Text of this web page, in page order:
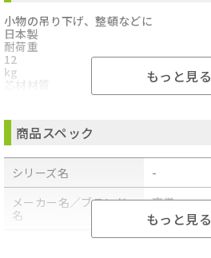
小物の吊り下げ、整頓などに
日本製
耐荷重
12
kg
芯材材質
塩化ビニル
もっと見る
商品スペック
シリーズ名
-
メーカー名／ブランド
名
高儀
もっと見る